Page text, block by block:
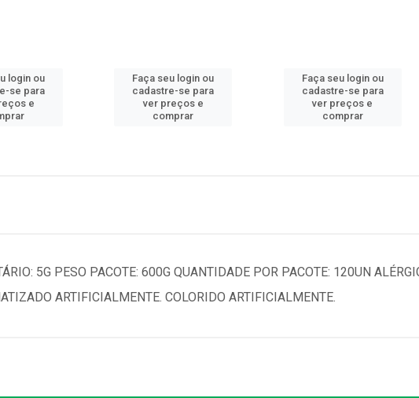
login ou
se para
e
Faça seu login ou
cadastre-se para
ver preços e
comprar
Faça seu login ou
cadastre-se para
ver preços e
comprar
5G PESO PACOTE: 600G QUANTIDADE POR PACOTE: 120UN
ARTIFICIALMENTE. COLORIDO ARTIFICIALMENTE.